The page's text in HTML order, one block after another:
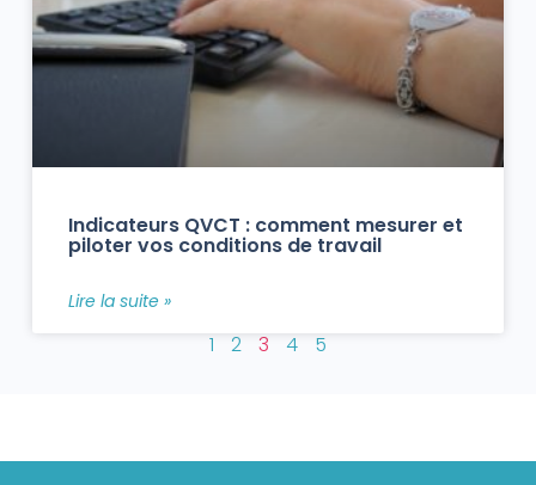
Indicateurs QVCT : comment mesurer et
piloter vos conditions de travail
Lire la suite »
1 2 3 4 5